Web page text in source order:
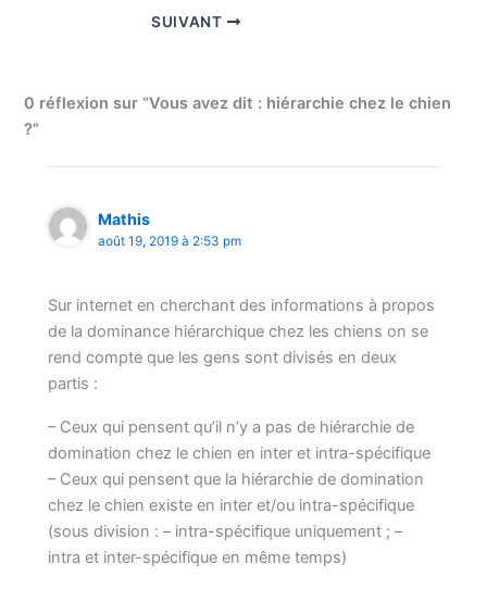
SUIVANT
0 réflexion sur “Vous avez dit : hiérarchie chez le chien
?”
Mathis
août 19, 2019 à 2:53 pm
Sur internet en cherchant des informations à propos
de la dominance hiérarchique chez les chiens on se
rend compte que les gens sont divisés en deux
partis :
– Ceux qui pensent qu’il n’y a pas de hiérarchie de
domination chez le chien en inter et intra-spécifique
– Ceux qui pensent que la hiérarchie de domination
chez le chien existe en inter et/ou intra-spécifique
(sous division : – intra-spécifique uniquement ; –
intra et inter-spécifique en même temps)